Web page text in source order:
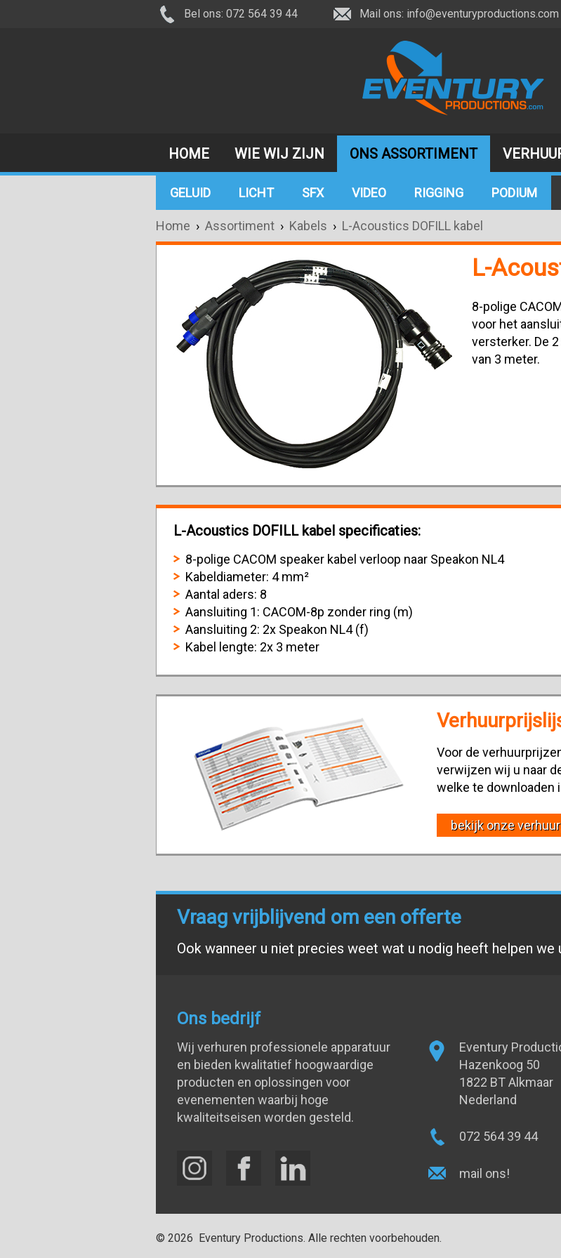
Bel ons: 072 564 39 44 Mail ons: info@eventuryproductions.com
HOME WIE WIJ ZIJN ONS ASSORTIMENT
GELUID LICHT SFX VIDEO RIGGING PODIUM
Home › Assortiment › Kabels › L-Acoustics DOFILL kabel
L-
8-polige
voor het
versterker. De
van 3 meter.
L-Acoustics DOFILL kabel specificaties:
8-polige CACOM speaker kabel verloop naar Speakon NL4
Kabeldiameter: 4 mm²
Aantal aders: 8
Aansluiting 1: CACOM-8p zonder ring (m)
Aansluiting 2: 2x Speakon NL4 (f)
Kabel lengte: 2x 3 meter
Voor de
verwijzen wij u naar
welke te downloaden
bekijk onze
Vraag vrijblijvend om een offerte
Ook wanneer u niet precies weet wat u nodig heeft helpen we
Ons bedrijf
Wij verhuren professionele apparatuur
en bieden kwalitatief hoogwaardige
producten en oplossingen voor
evenementen waarbij hoge
kwaliteitseisen worden gesteld.
Eventury
Hazenkoog 50
1822 BT Alkmaar
Nederland
072 564 39 44
mail ons!
© 2026 Eventury Productions. Alle rechten voorbehouden.